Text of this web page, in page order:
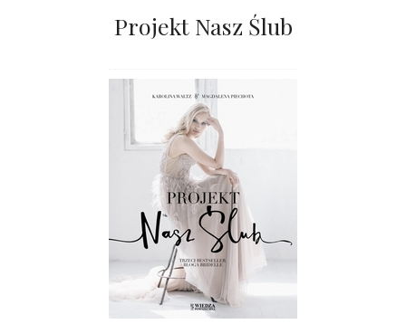
Projekt Nasz Ślub